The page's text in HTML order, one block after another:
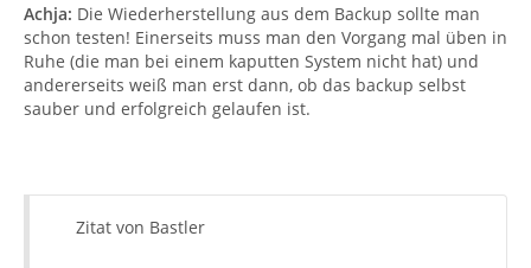
Achja: Die Wiederherstellung aus dem Backup sollte man
schon testen! Einerseits muss man den Vorgang mal üben in
Ruhe (die man bei einem kaputten System nicht hat) und
andererseits weiß man erst dann, ob das backup selbst
sauber und erfolgreich gelaufen ist.
Zitat von Bastler